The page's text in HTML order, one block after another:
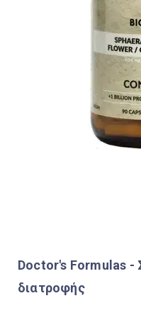
Doctor's Formulas -
διατροφής